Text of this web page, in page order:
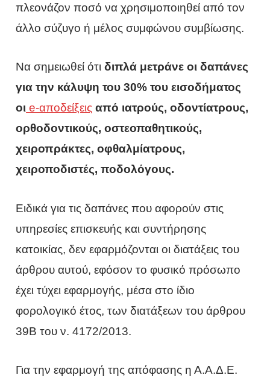
πλεονάζον ποσό να χρησιμοποιηθεί από τον
άλλο σύζυγο ή μέλος συμφώνου συμβίωσης.
Να σημειωθεί ότι διπλά μετράνε οι δαπάνες
για την κάλυψη του 30% του εισοδήματος
οι e-αποδείξεις από ιατρούς, οδοντίατρους,
ορθοδοντικούς, οστεοπαθητικούς,
χειροπράκτες, οφθαλμίατρους,
χειροποδιστές, ποδολόγους.
Ειδικά για τις δαπάνες που αφορούν στις
υπηρεσίες επισκευής και συντήρησης
κατοικίας, δεν εφαρμόζονται οι διατάξεις του
άρθρου αυτού, εφόσον το φυσικό πρόσωπο
έχει τύχει εφαρμογής, μέσα στο ίδιο
φορολογικό έτος, των διατάξεων του άρθρου
39Β του ν. 4172/2013.
Για την εφαρμογή της απόφασης η Α.Α.Δ.Ε.